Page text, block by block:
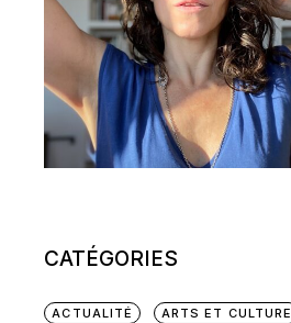
CATÉGORIES
ACTUALITÉ ARTS ET CULTURE